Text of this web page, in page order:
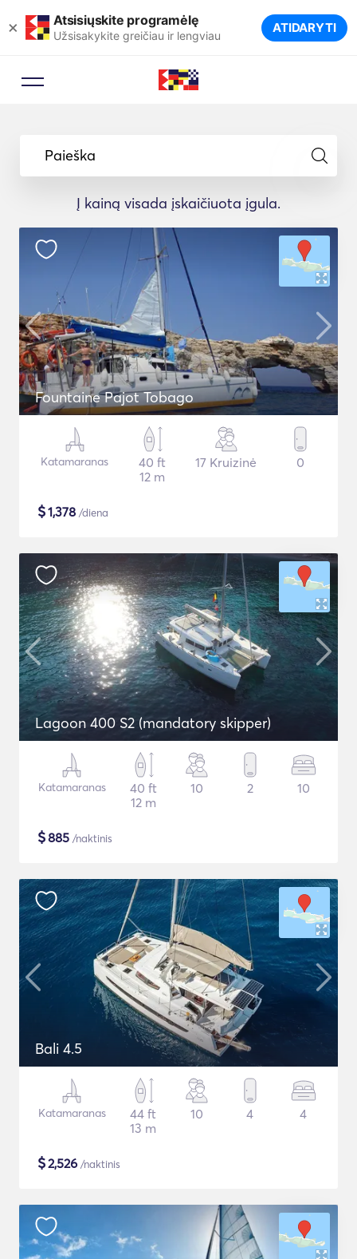
× Atsisiųskite programėlę
Užsisakykite greičiau ir lengviau ATIDARYTI
Paieška
Į kainą visada įskaičiuota įgula.
Fountaine Pajot Tobago
Katamaranas
40 ft
12 m
17 Kruizinė 0
$1,378 /diena
Lagoon 400 S2 (mandatory skipper)
Katamaranas
40 ft
12 m
10 2 10
$885 /naktinis
Bali 4.5
Katamaranas
44 ft
13 m
10 4 4
$2,526 /naktinis